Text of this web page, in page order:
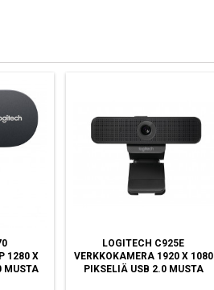
1280 X
MUSTA
LOGITECH C925E
VERKKOKAMERA 1920 X 1080
PIKSELIÄ USB 2.0 MUSTA